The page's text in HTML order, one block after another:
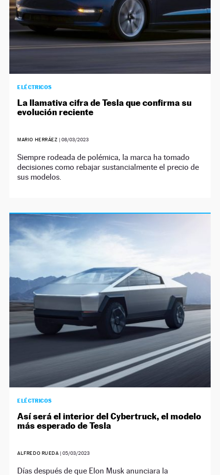
ELÉCTRICOS
La llamativa cifra de Tesla que confirma su
evolución reciente
MARIO HERRÁEZ | 08/03/2023
Siempre rodeada de polémica, la marca ha tomado
decisiones como rebajar sustancialmente el precio de
sus modelos.
ELÉCTRICOS
Así será el interior del Cybertruck, el modelo
más esperado de Tesla
ALFREDO RUEDA | 05/03/2023
Días después de que Elon Musk anunciara la